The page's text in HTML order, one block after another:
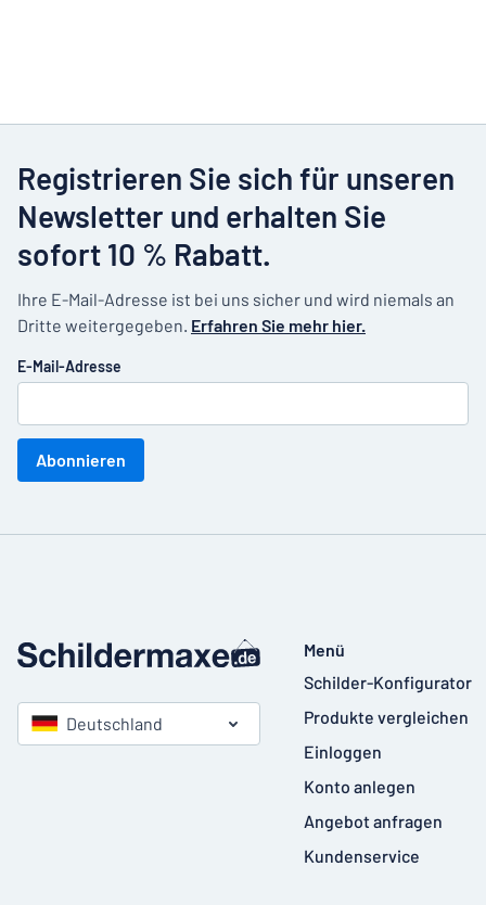
Registrieren Sie sich für unseren
Newsletter und erhalten Sie
sofort 10 % Rabatt.
Ihre E-Mail-Adresse ist bei uns sicher und wird niemals an
Dritte weitergegeben. Erfahren Sie mehr hier.
E-Mail-Adresse
Abonnieren
Deutschland
Menü
Schilder-Konfigurator
Produkte vergleichen
Einloggen
Konto anlegen
Angebot anfragen
Kundenservice